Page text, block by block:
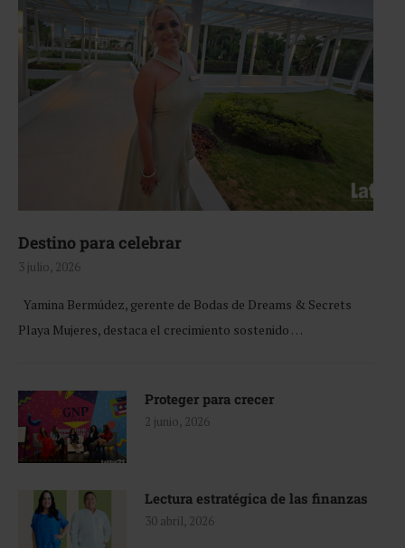
Destino para celebrar
3 julio, 2026
Yamina Bermúdez, gerente de Bodas de Dreams & Secrets
Playa Mujeres, destaca el crecimiento sostenido …
Proteger para crecer
2 junio, 2026
Lectura estratégica de las finanzas
30 abril, 2026